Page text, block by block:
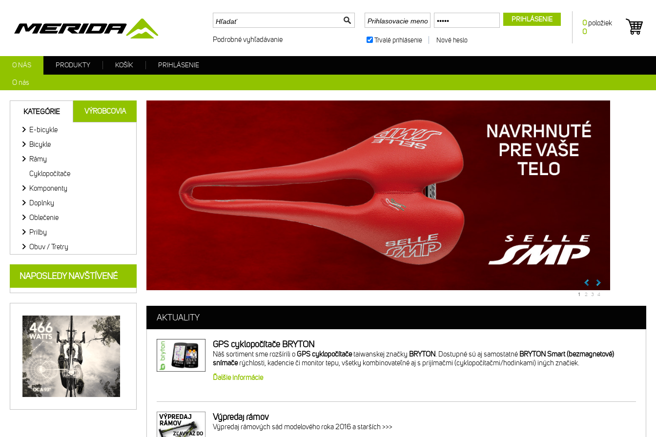
1 2 3 4
AKTUALITY
GPS cyklopočítače BRYTON
Náš sortiment sme rozšírili oGPS cyklopočítačetaiwanskej značky BRYTON. Dostupné sú aj samostatné BRYTON Smart (bezmagnetové)
snímačerýchlosti, kadencie či monitor tepu, všetky kombinovateľné aj s prijímačmi (cyklopočítačmi/hodinkami) iných značiek.
Ďalšie informácie
Výpredaj rámov
Výpredaj rámových sád modelového roka 2016 a starších >>>
KATEGÓRIE VÝROBCOVIA
E-bicykle
Bicykle
Rámy
Cyklopočítače
Komponenty
Doplnky
Oblečenie
Prilby
Obuv / Tretry
NAPOSLEDY NAVŠTÍVENÉ
Podrobné vyhľadávanie
O NÁS
O nás
PRODUKTY KOŠÍK PRIHLÁSENIE
0 položiek
0
PRIHLÁSENIE
Trvalé prihlásenie Nové heslo